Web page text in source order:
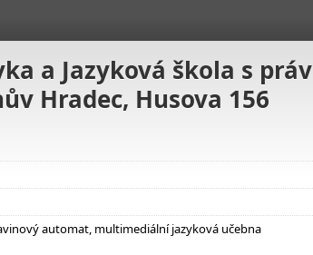
a Jazyková škola s
Hradec, Husova 156
automat, multimediální jazyková učebna